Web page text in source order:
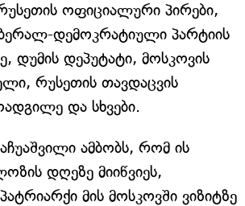
ოფიციალური პირები,
დემოკრატიული პარტიის
დუმის დეპუტატი, მოსკოვის
რუსეთის თავდაცვის
და სხვები.
ამბობს, რომ ის
დღეზე მიიწვიეს,
მის მოსკოვში ვიზიტზე